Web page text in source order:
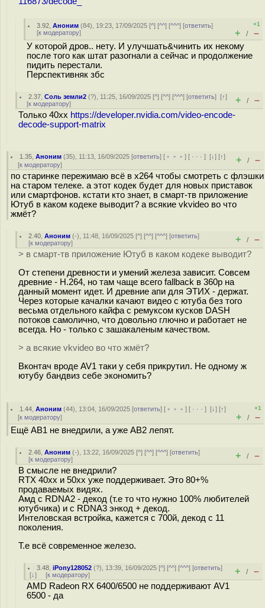
3.92 ,Аноним (84), 19:23, 17/09/2025 [^] [^^] [^^^] [ответить]
[к модератору]
+1
+ / –
У которой дров.. нету. И улучшать&чинить их некому
после того как штат разогнали а сейчас и продолжение
пидить перестали.
Перспективняк збс
2.37 ,Соль земли2 (?), 11:25, 16/09/2025 [^] [^^] [^^^] [ответить][↑]
[к модератору] + / –
Только 40хх https://developer.nvidia.com/video-encode-
decode-support-matrix
1.35 ,Аноним (35), 11:13, 16/09/2025 [ответить] [ ﹢﹢﹢] [ · · ·][↓] [↑]
[к модератору] + / –
по старинке пережимаю всё в х264 чтобы смотреть с флэшки
на старом телеке. а этот кодек будет для новых приставок
или смартфонов. кстати кто знает, в смарт-тв приложение
Ютуб в каком кодеке выводит? а всякие vkvideo во что
жмёт?
2.40 ,Аноним (-), 11:48, 16/09/2025 [^] [^^] [^^^] [ответить]
[к модератору] + / –
> в смарт-тв приложение Ютуб в каком кодеке выводит?
От степени древности и умений железа зависит. Совсем
древние - H.264, но там чаще всего fallback в 360p на
данный момент идет. И древние апи для ЭТИХ - держат.
Через которые качалки качают видео с ютуба без того
весьма отдельного кайфа с ремуксом кусков DASH
потоков самолично, что довольно глючно и работает не
всегда. Но - только с зашакаленым качеством.
> а всякие vkvideo во что жмёт?
Вконтач вроде AV1 таки у себя прикрутил. Не одному ж
ютубу бандвиз себе экономить?
1.44 ,Аноним (44), 13:04, 16/09/2025 [ответить] [ ﹢﹢﹢] [ · · ·][↓] [↑]
[к модератору]
+1
+ / –
Ещё АВ1 не внедрили, а уже АВ2 лепят.
2.46 ,Аноним (-), 13:22, 16/09/2025 [^] [^^] [^^^] [ответить]
[к модератору] + / –
В смысле не внедрили?
RTX 40хх и 50хх уже поддерживает. Это 80+%
продаваемых видях.
Амд с RDNA2 - декод (т.е то что нужно 100% любителей
ютубчика) и с RDNA3 энкод + декод.
Интеловская встройка, кажется с 700й, декод с 11
поколения.
Т.е всё современное железо.
3.48 ,iPony128052 (?), 13:39, 16/09/2025 [^] [^^] [^^^] [ответить]
[↓] [к модератору] + / –
AMD Radeon RX 6400/6500 не поддерживают AV1
6500 - да